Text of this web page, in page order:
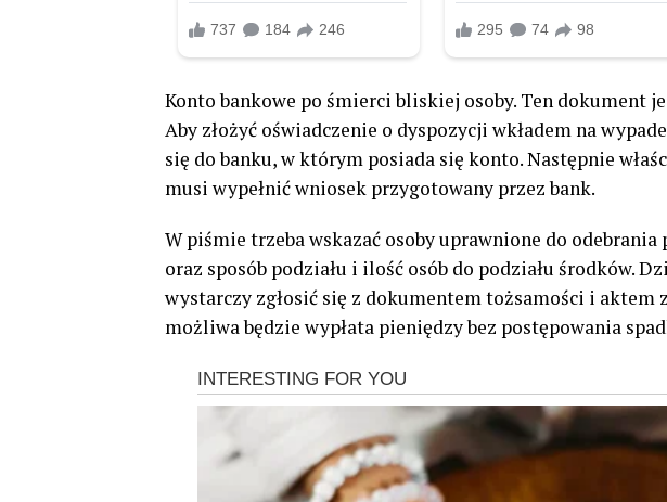
Konto bankowe po śmierci bliskiej osoby. Ten dokument
Aby złożyć oświadczenie o dyspozycji wkładem na
się do banku, w którym posiada się konto. Następnie
musi wypełnić wniosek przygotowany przez bank.
W piśmie trzeba wskazać osoby uprawnione do
oraz sposób podziału i ilość osób do podziału środków.
wystarczy zgłosić się z dokumentem tożsamości i aktem
możliwa będzie wypłata pieniędzy bez postępowania